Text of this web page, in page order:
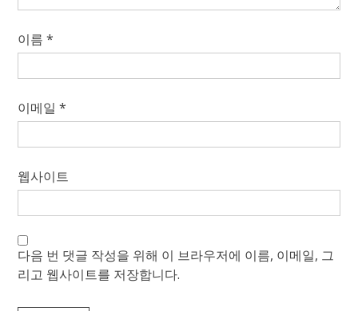
이름*
이메일*
웹사이트
다음 번 댓글 작성을 위해 이 브라우저에 이름, 이메일, 그
리고 웹사이트를 저장합니다.